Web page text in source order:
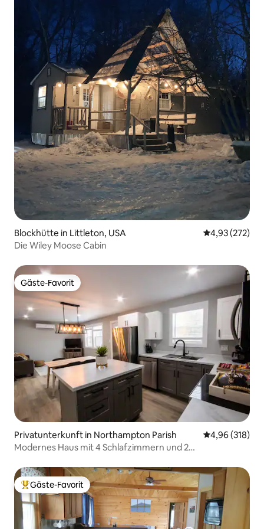
Blockhütte in Littleton, USA
4,93 (272)
Die Wiley Moose Cabin
Gäste-Favorit
Gäste-Favorit
Privatunterkunft in Northampton Parish
4,96 (318)
Modernes Haus mit 4 Schlafzimmern und 2
Beliebter Gäste-Favorit.
Gäste-Favorit